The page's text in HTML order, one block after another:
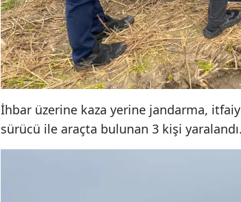
İhbar üzerine kaza yerine jandarma,
sürücü ile araçta bulunan 3 kişi yaralandı.